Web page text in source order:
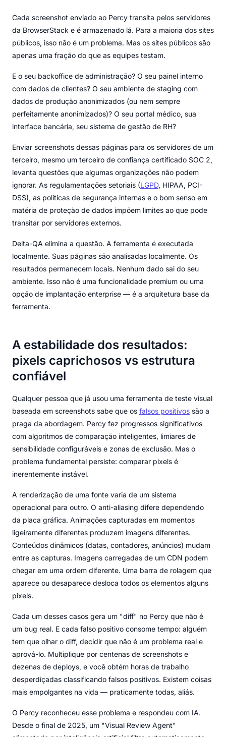
Cada screenshot enviado ao Percy transita pelos servidores
da BrowserStack e é armazenado lá. Para a maioria dos sites
públicos, isso não é um problema. Mas os sites públicos são
apenas uma fração do que as equipes testam.
E o seu backoffice de administração? O seu painel interno
com dados de clientes? O seu ambiente de staging com
dados de produção anonimizados (ou nem sempre
perfeitamente anonimizados)? O seu portal médico, sua
interface bancária, seu sistema de gestão de RH?
Enviar screenshots dessas páginas para os servidores de um
terceiro, mesmo um terceiro de confiança certificado SOC 2,
levanta questões que algumas organizações não podem
ignorar. As regulamentações setoriais (LGPD, HIPAA, PCI-
DSS), as políticas de segurança internas e o bom senso em
matéria de proteção de dados impõem limites ao que pode
transitar por servidores externos.
Delta-QA elimina a questão. A ferramenta é executada
localmente. Suas páginas são analisadas localmente. Os
resultados permanecem locais. Nenhum dado sai do seu
ambiente. Isso não é uma funcionalidade premium ou uma
opção de implantação enterprise — é a arquitetura base da
ferramenta.
A estabilidade dos resultados:
pixels caprichosos vs estrutura
confiável
Qualquer pessoa que já usou uma ferramenta de teste visual
baseada em screenshots sabe que os falsos positivos são a
praga da abordagem. Percy fez progressos significativos
com algoritmos de comparação inteligentes, limiares de
sensibilidade configuráveis e zonas de exclusão. Mas o
problema fundamental persiste: comparar pixels é
inerentemente instável.
A renderização de uma fonte varia de um sistema
operacional para outro. O anti-aliasing difere dependendo
da placa gráfica. Animações capturadas em momentos
ligeiramente diferentes produzem imagens diferentes.
Conteúdos dinâmicos (datas, contadores, anúncios) mudam
entre as capturas. Imagens carregadas de um CDN podem
chegar em uma ordem diferente. Uma barra de rolagem que
aparece ou desaparece desloca todos os elementos alguns
pixels.
Cada um desses casos gera um "diff" no Percy que não é
um bug real. E cada falso positivo consome tempo: alguém
tem que olhar o diff, decidir que não é um problema real e
aprová-lo. Multiplique por centenas de screenshots e
dezenas de deploys, e você obtém horas de trabalho
desperdiçadas classificando falsos positivos. Existem coisas
mais empolgantes na vida — praticamente todas, aliás.
O Percy reconheceu esse problema e respondeu com IA.
Desde o final de 2025, um "Visual Review Agent"